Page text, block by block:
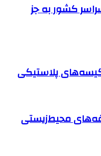
۳۰ تیر در سراسر کشور به جز
کیسه‌های پلاستیکی
محیط‌زیستی